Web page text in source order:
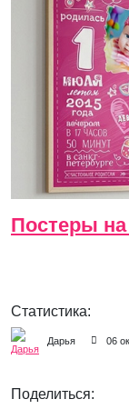
Постеры
Статистика:
Дарья 06
Поделиться: